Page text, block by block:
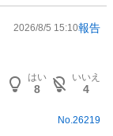
2026/8/5 15:10報告
はい
8
いいえ
4
No. 26219